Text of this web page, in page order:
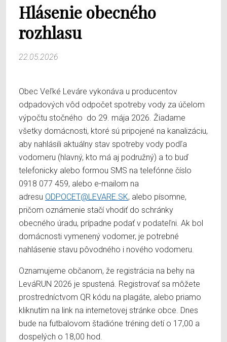
Hlásenie obecného
rozhlasu
22.05.2026
Obec Veľké Leváre vykonáva u producentov
odpadových vôd odpočet spotreby vody za účelom
výpočtu stočného do 29. mája 2026. Žiadame
všetky domácnosti, ktoré sú pripojené na kanalizáciu,
aby nahlásili aktuálny stav spotreby vody podľa
vodomeru (hlavný, kto má aj podružný) a to buď
telefonicky alebo formou SMS na telefónne číslo
0918 077 459, alebo e-mailom na
adresu ODPOCET@LEVARE.SK, alebo písomne,
pričom oznámenie stačí vhodiť do schránky
obecného úradu, prípadne podať v podateľni. Ak bol
domácnosti vymenený vodomer, je potrebné
nahlásenie stavu pôvodného i nového vodomeru.
Oznamujeme občanom, že registrácia na behy na
LeváRUN 2026 je spustená. Registrovať sa môžete
prostredníctvom QR kódu na plagáte, alebo priamo
kliknutím na link na internetovej stránke obce. Dnes
bude na futbalovom štadióne tréning detí o 17,00 a
dospelých o 18,00 hod.